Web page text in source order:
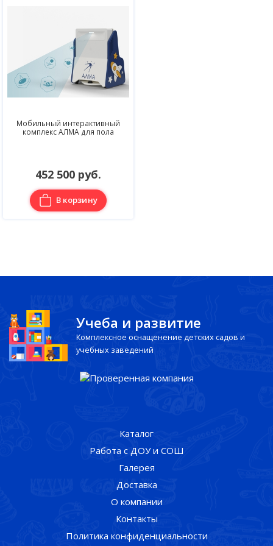
Мобильный интерактивный
комплекс АЛМА для пола
452 500 руб.
В корзину
Учеба и развитие
Комплексное оснащенение детских садов и
учебных заведений
Каталог
Работа с ДОУ и СОШ
Галерея
Доставка
О компании
Контакты
Политика конфиденциальности